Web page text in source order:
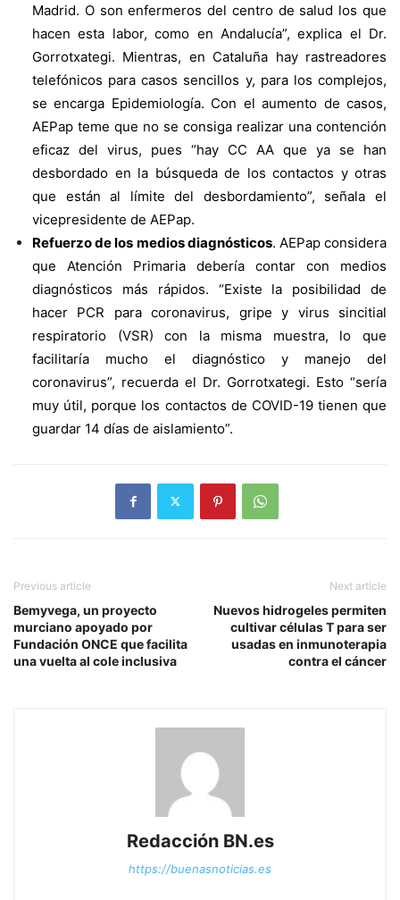
Madrid. O son enfermeros del centro de salud los que
hacen esta labor, como en Andalucía”, explica el Dr.
Gorrotxategi. Mientras, en Cataluña hay rastreadores
telefónicos para casos sencillos y, para los complejos,
se encarga Epidemiología. Con el aumento de casos,
AEPap teme que no se consiga realizar una contención
eficaz del virus, pues “hay CC AA que ya se han
desbordado en la búsqueda de los contactos y otras
que están al límite del desbordamiento”, señala el
vicepresidente de AEPap.
Refuerzo de los medios diagnósticos. AEPap considera
que Atención Primaria debería contar con medios
diagnósticos más rápidos. “Existe la posibilidad de
hacer PCR para coronavirus, gripe y virus sincitial
respiratorio (VSR) con la misma muestra, lo que
facilitaría mucho el diagnóstico y manejo del
coronavirus”, recuerda el Dr. Gorrotxategi. Esto “sería
muy útil, porque los contactos de COVID-19 tienen que
guardar 14 días de aislamiento”.
Previous article
Bemyvega, un proyecto
murciano apoyado por
Fundación ONCE que facilita
una vuelta al cole inclusiva
Next article
Nuevos hidrogeles permiten
cultivar células T para ser
usadas en inmunoterapia
contra el cáncer
Redacción BN.es
https://buenasnoticias.es